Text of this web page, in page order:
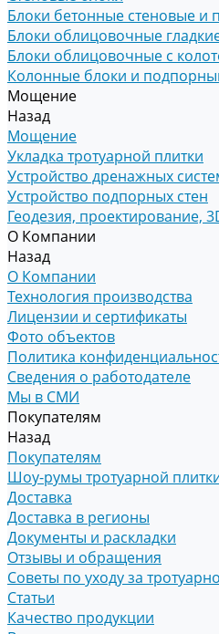
Блоки бетонные стеновые и
Блоки облицовочные
Блоки облицовочные с
Колонные блоки и
Мощение
Назад
Мощение
Укладка тротуарной плитки
Устройство дренажных
Устройство подпорных стен
Геодезия, проектирование,
О Компании
Назад
О Компании
Технология производства
Лицензии и сертификаты
Фото объектов
Политика
Сведения о работодателе
Мы в СМИ
Покупателям
Назад
Покупателям
Шоу-румы тротуарной
Доставка
Доставка в регионы
Документы и раскладки
Отзывы и обращения
Советы по уходу за
Статьи
Качество продукции